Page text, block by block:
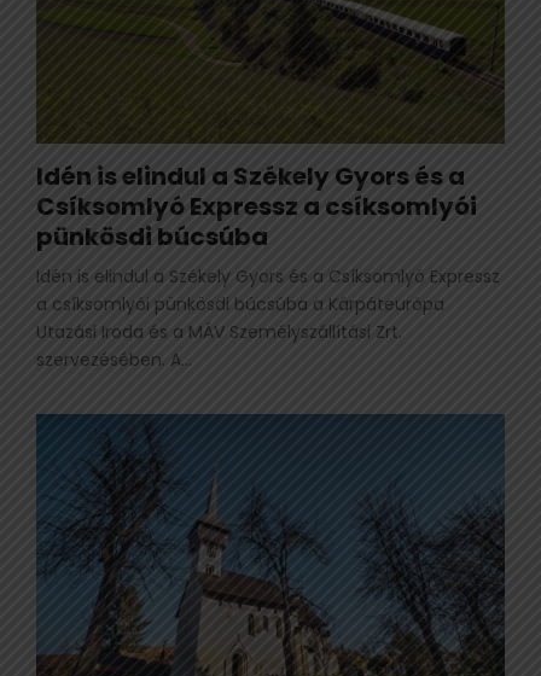
Idén is elindul a Székely Gyors és a
Csíksomlyó Expressz a csíksomlyói
pünkösdi búcsúba
Idén is elindul a Székely Gyors és a Csíksomlyó Expressz
a csíksomlyói pünkösdi búcsúba a Kárpáteurópa
Utazási Iroda és a MÁV Személyszállítási Zrt.
szervezésében. A...